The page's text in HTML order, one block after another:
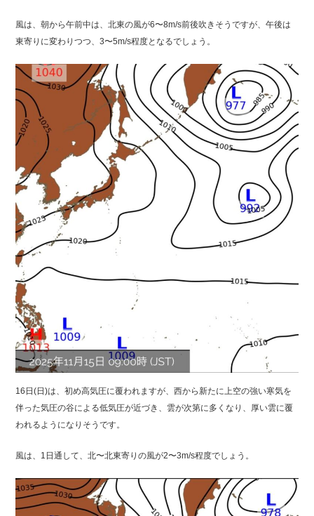
マリーナオーナー様
専用ログイン
会社概要 採用情報
お問い合わせ 個人情報保護方針
風は、朝から午前中は、北東の風が6〜8m/s前後吹きそうですが、午後は
東寄りに変わりつつ、3〜5m/s程度となるでしょう。
16日(日)は、初め高気圧に覆われますが、西から新たに上空の強い寒気を
伴った気圧の谷による低気圧が近づき、雲が次第に多くなり、厚い雲に覆
われるようになりそうです。
風は、1日通して、北〜北東寄りの風が2〜3m/s程度でしょう。